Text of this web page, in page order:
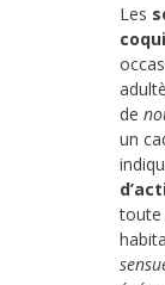
Les
de
un
toute